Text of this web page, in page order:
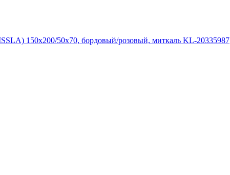
150x200/50x70, бордовый/розовый, миткаль KL-20335987